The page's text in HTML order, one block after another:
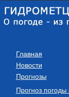
Главная
Новости
Прогнозы
Прогноз